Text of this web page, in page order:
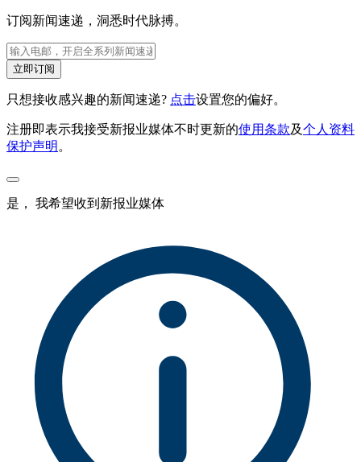
订阅新闻速递，洞悉时代脉搏。
立即订阅
只想接收感兴趣的新闻速递? 点击设置您的偏好。
注册即表示我接受新报业媒体不时更新的使用条款及个人资料
保护声明 。
是， 我希望收到新报业媒体